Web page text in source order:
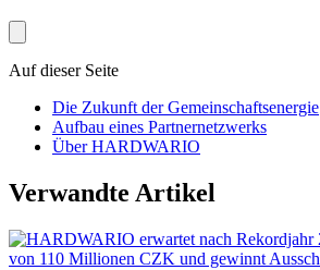
Auf dieser Seite
Die Zukunft der Gemeinschaftsenergie
Aufbau eines Partnernetzwerks
Über HARDWARIO
Verwandte Artikel